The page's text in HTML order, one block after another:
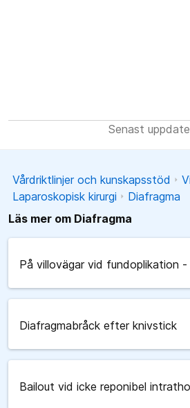
Senast
Vårdriktlinjer och kunskapsstöd
Laparoskopisk kirurgi
Diafragma
Läs mer om Diafragma
På villovägar vid fundoplikation -
Diafragmabråck efter knivstick
Bailout vid icke reponibel